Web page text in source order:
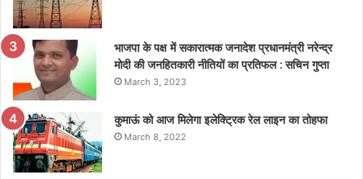
भाजपा के पक्ष में सकारात्मक जनादेश प्रधानमंत्री नरेन्द्र
मोदी की जनहितकारी नीतियों का प्रतिफल : सचिन गुप्ता
March 3, 2023
कुमाऊं को आज मिलेगा इलेक्ट्रिक रेल लाइन का तोहफा
March 8, 2022